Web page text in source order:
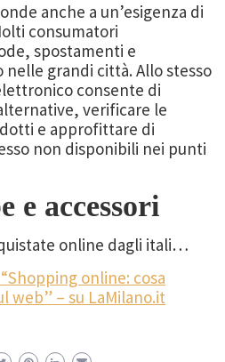
anche a un’esigenza di
consumatori
spostamenti e
grandi città. Allo stesso
consente di
verificare le
e approfittare di
non disponibili nei punti
e accessori
online dagli itali…
online: cosa
web” – su LaMilano.it